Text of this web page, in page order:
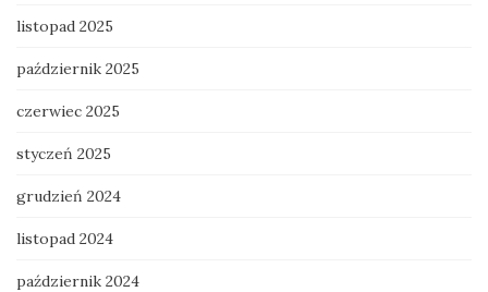
listopad 2025
październik 2025
czerwiec 2025
styczeń 2025
grudzień 2024
listopad 2024
październik 2024